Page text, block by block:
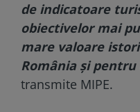
de indicatoare
obiectivelor mai
mare valoare
România şi pentru
transmite MIPE.